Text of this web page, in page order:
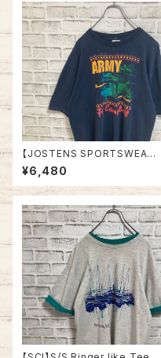
ジ 星条旗 シングルステッチ アメ
リカ USA 古着
【JOSTENS SPORTSWEAR】
S/S Tee L 90s Made in US
A “Ft.Campbell” vintage AR
MY Tee USA製 米陸軍 アーミ
ィンテージ シングルステッチ ア
メリカ USA 古着
¥6,480